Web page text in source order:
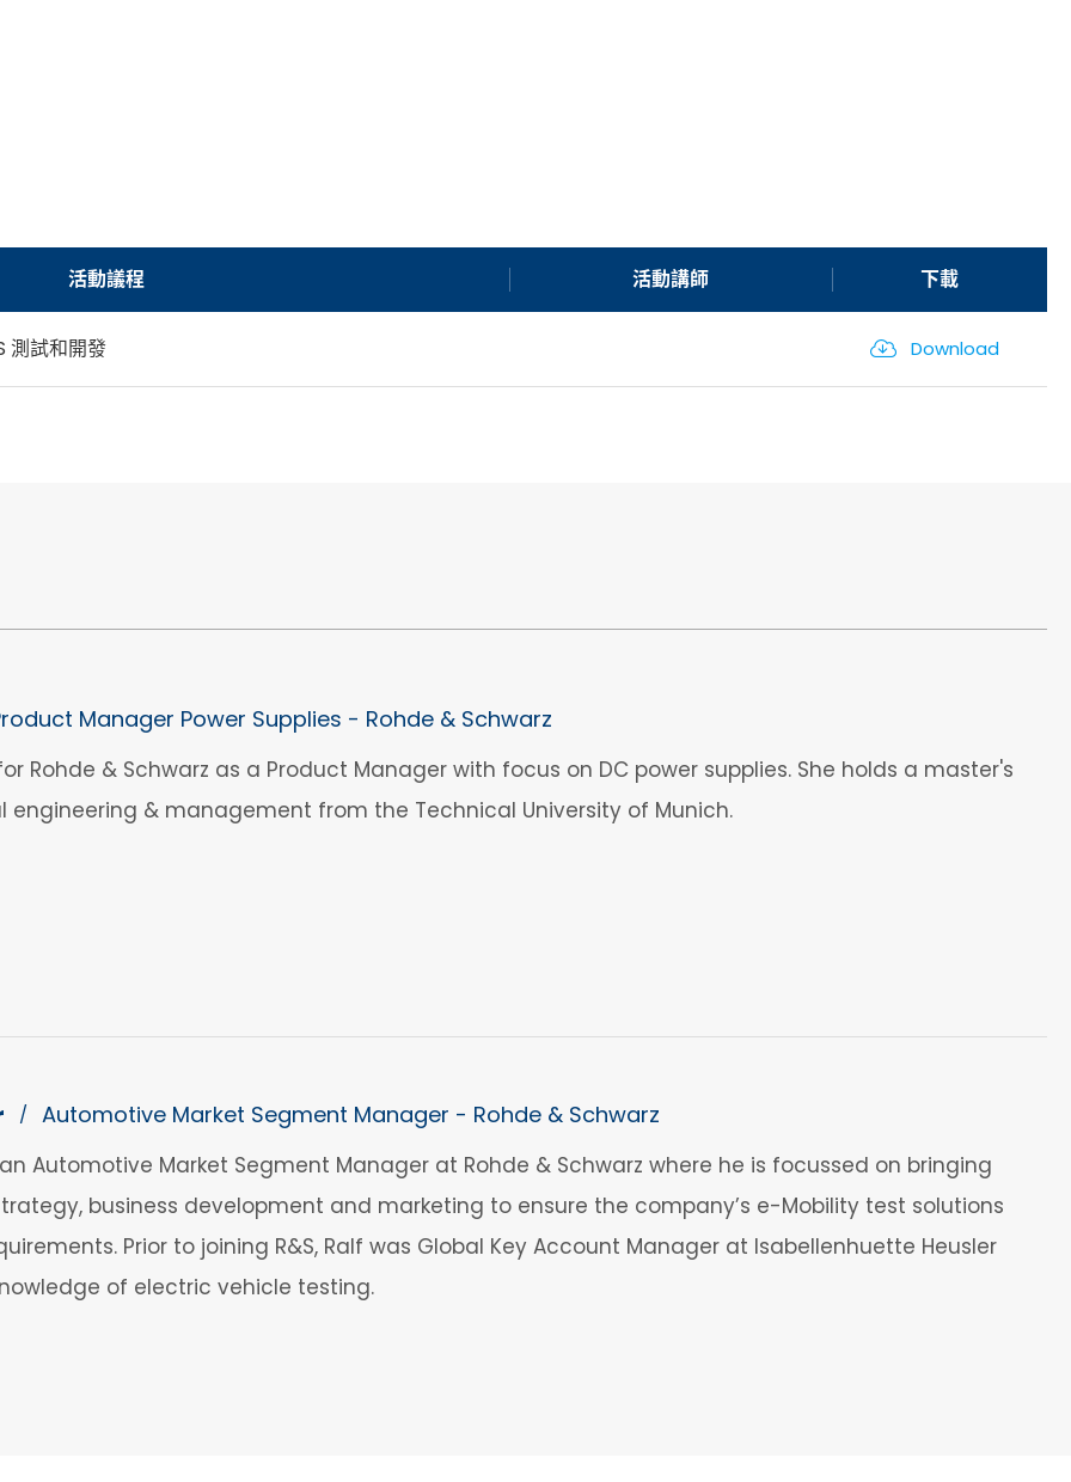
活動議程 活動講師 下載
測試和開發 Download
Manager Power Supplies - Rohde & Schwarz
Rohde & Schwarz as a Product Manager with focus on DC power supplies. She holds a master's
engineering & management from the Technical University of Munich.
/ Automotive Market Segment Manager - Rohde & Schwarz
Automotive Market Segment Manager at Rohde & Schwarz where he is focussed on bringing
business development and marketing to ensure the company’s e-Mobility test solutions
Prior to joining R&S, Ralf was Global Key Account Manager at Isabellenhuette Heusler
of electric vehicle testing.